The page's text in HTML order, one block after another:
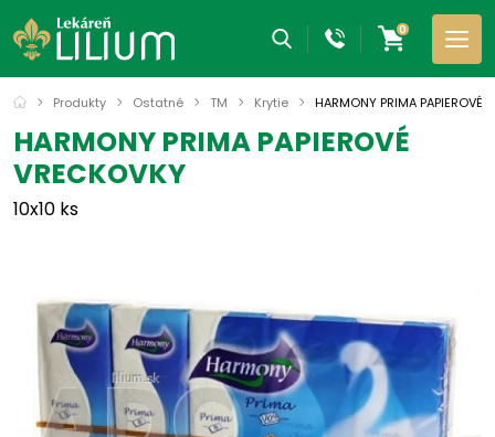
0
Produkty Ostatné TM Krytie HARMONY PRIMA PAPIEROVÉ
HARMONY PRIMA PAPIEROVÉ
VRECKOVKY
10x10 ks